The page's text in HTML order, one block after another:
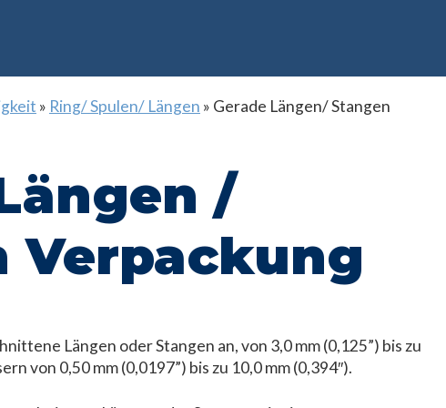
» Ring/ Spulen/ Längen » Gerade Längen/ Stangen
/
Verpackung
Längen oder Stangen an, von 3,0 mm (0,125”) bis zu
von 0,50 mm (0,0197”) bis zu 10,0 mm (0,394″).